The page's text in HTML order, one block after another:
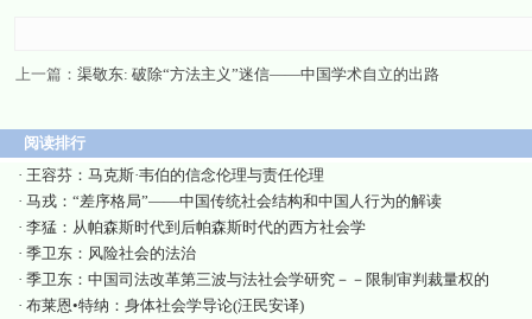
上一篇： 渠敬东: 破除“方法主义”迷信——中国学术自立的出路
阅读排行
· 王容芬：马克斯·韦伯的信念伦理与责任伦理
· 马戎：“差序格局”——中国传统社会结构和中国人行为的解读
· 李猛：从帕森斯时代到后帕森斯时代的西方社会学
· 季卫东：风险社会的法治
· 季卫东：中国司法改革第三波与法社会学研究－－限制审判裁量权的
· 布莱恩•特纳：身体社会学导论(汪民安译)